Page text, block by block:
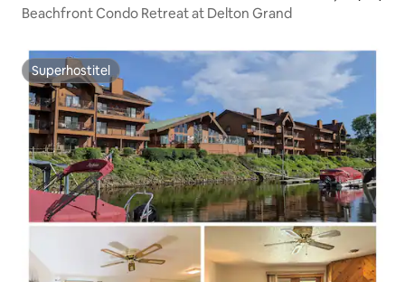
Beachfront Condo Retreat at Delton Grand
Superhostiteľ
Superhostiteľ